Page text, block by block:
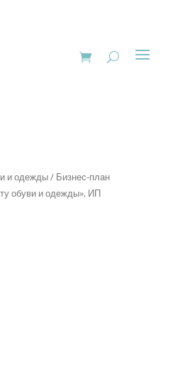
и одежды/ Бизнес-план
обуви и одежды», ИП